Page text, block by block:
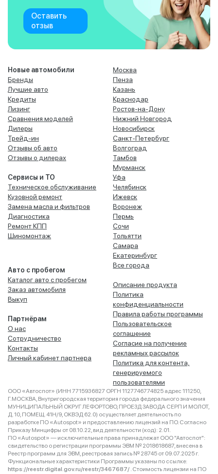
Оставить
отзыв
Новые автомобили
Бренды
Лучшие авто
Кредиты
Лизинг
Сравнения моделей
Дилеры
Трейд-ин
Отзывы об авто
Отзывы о дилерах
Сервисы и ТО
Техническое обслуживание
Кузовной ремонт
Замена масла и фильтров
Диагностика
Ремонт КПП
Шиномонтаж
Авто с пробегом
Каталог авто с пробегом
Заказ автомобиля
Выкуп
Партнёрам
О нас
Сотрудничество
Контакты
Личный кабинет партнера
Москва
Пенза
Казань
Краснодар
Ростов-на-Дону
Нижний Новгород
Новосибирск
Санкт-Петербург
Волгоград
Тамбов
Мурманск
Уфа
Челябинск
Ижевск
Воронеж
Пермь
Сочи
Тольятти
Самара
Екатеринбург
Все города
Описание продукта
Политика
конфиденциальности
Правила работы программы
Пользовательское
соглашение
Согласие на получение
рекламных рассылок
Политика для контента,
генерируемого
пользователями
ООО «Автоспот» (ИНН 7715936827 ОРГН 1127746774825 адрес 111250,
Г.МОСКВА, Внутригородская территория города федерального значения
МУНИЦИПАЛЬНЫЙ ОКРУГ ЛЕФОРТОВО, ПРОЕЗД ЗАВОДА СЕРП И МОЛОТ,
Д. 10, ПОМЕЩ. 41Н/9, ОКВЭД 62.0) осуществляет деятельность по
разработке ПО «Autospot» и предоставлению лицензий на ПО. Согласно
Приказу Минцифры от 08.10.22, вид деятельности (код): 2.01.
ПО «Autospot» — исключительные права принадлежат ООО "Автоспот":
свидетельство о регистрации программы ЭВМ № 2018618687, внесена в
Реестр программ для ЭВМ, реестровая запись № 28745 от 09.07.2025 г.
Функциональные характеристики Программы указаны по ссылке:
https://reestr.digital.gov.ru/reestr/3467687/ . Стоимость лицензии на ПО